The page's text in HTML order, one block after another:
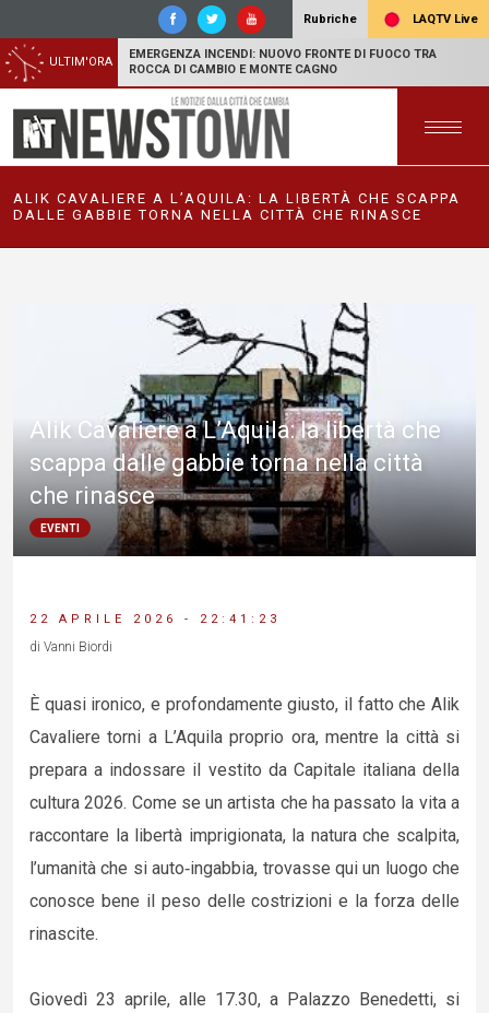
Rubriche LAQTV Live
ULTIM'ORA
EMERGENZA INCENDI: NUOVO FRONTE DI FUOCO TRA
ROCCA DI CAMBIO E MONTE CAGNO
ALIK CAVALIERE A L’AQUILA: LA LIBERTÀ CHE SCAPPA
DALLE GABBIE TORNA NELLA CITTÀ CHE RINASCE
Alik Cavaliere a L’Aquila: la libertà che
scappa dalle gabbie torna nella città
che rinasce
EVENTI
22 APRILE 2026 - 22:41:23
di Vanni Biordi
È quasi ironico, e profondamente giusto, il fatto che Alik
Cavaliere torni a L’Aquila proprio ora, mentre la città si
prepara a indossare il vestito da Capitale italiana della
cultura 2026. Come se un artista che ha passato la vita a
raccontare la libertà imprigionata, la natura che scalpita,
l’umanità che si auto‑ingabbia, trovasse qui un luogo che
conosce bene il peso delle costrizioni e la forza delle
rinascite.
Giovedì 23 aprile, alle 17.30, a Palazzo Benedetti, si